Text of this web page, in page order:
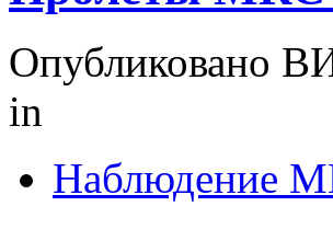
Опубликовано
in
Наблюдение